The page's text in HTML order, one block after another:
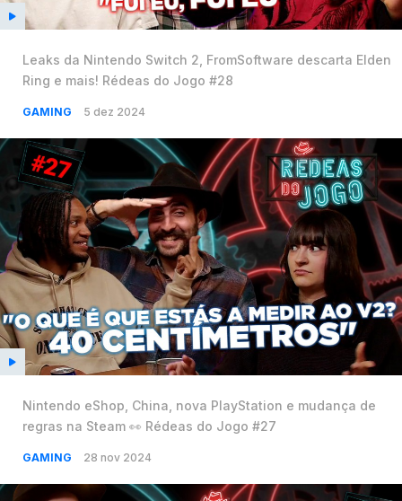
Leaks da Nintendo Switch 2, FromSoftware descarta Elden
Ring e mais! Rédeas do Jogo #28
GAMING 5 dez 2024
Nintendo eShop, China, nova PlayStation e mudança de
regras na Steam 👀 Rédeas do Jogo #27
GAMING 28 nov 2024